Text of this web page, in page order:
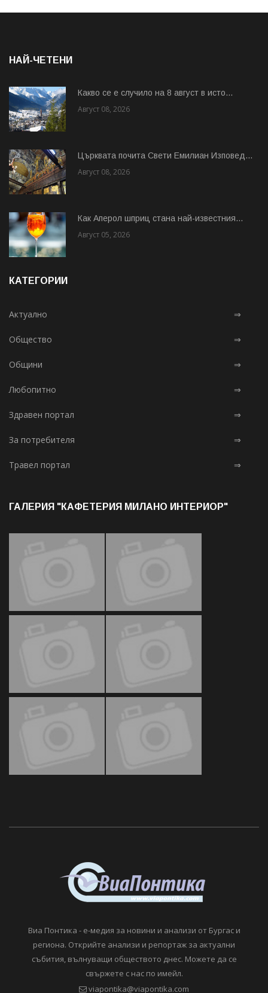
НАЙ-ЧЕТЕНИ
Какво се е случило на 8 август в исто...
Август 08, 2026
Църквата почита Свeти Емилиан Изповед...
Август 08, 2026
Как Аперол шприц стана най-известния...
Август 05, 2026
КАТЕГОРИИ
Актуално ⇒
Общество ⇒
Общини ⇒
Любопитно ⇒
Здравен портал ⇒
За потребителя ⇒
Травел портал ⇒
ГАЛЕРИЯ "КАФЕТЕРИЯ МИЛАНО ИНТЕРИОР"
Виа Понтика - е-медия за новини и анализи от Бургас и
региона. Открийте анализи и репортаж за актуални
събития, вълнуващи обществото днес. Можете да се
свържете с нас по имейл.
viapontika@viapontika.com